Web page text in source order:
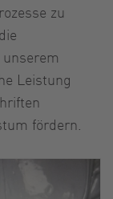
zu
Leistung
fördern.